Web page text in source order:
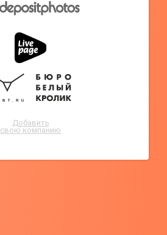
Добавить
свою компанию